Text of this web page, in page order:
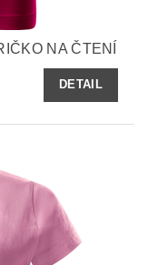
NA ČTENÍ
DETAIL